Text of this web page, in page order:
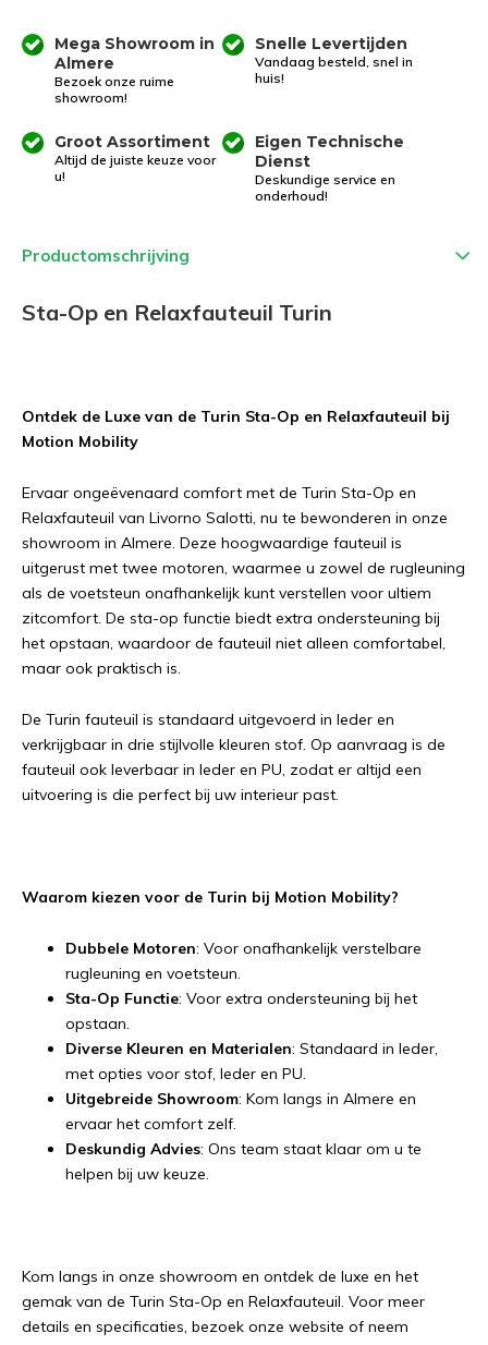
Mega Showroom in
Almere
Bezoek onze ruime
showroom!
Snelle Levertijden
Vandaag besteld, snel in
huis!
Groot Assortiment
Altijd de juiste keuze voor
u!
Eigen Technische
Dienst
Deskundige service en
onderhoud!
Productomschrijving
Sta-Op en Relaxfauteuil Turin
Ontdek de Luxe van de Turin Sta-Op en Relaxfauteuil bij
Motion Mobility
Ervaar ongeëvenaard comfort met de Turin Sta-Op en
Relaxfauteuil van Livorno Salotti, nu te bewonderen in onze
showroom in Almere. Deze hoogwaardige fauteuil is
uitgerust met twee motoren, waarmee u zowel de rugleuning
als de voetsteun onafhankelijk kunt verstellen voor ultiem
zitcomfort. De sta-op functie biedt extra ondersteuning bij
het opstaan, waardoor de fauteuil niet alleen comfortabel,
maar ook praktisch is.
De Turin fauteuil is standaard uitgevoerd in leder en
verkrijgbaar in drie stijlvolle kleuren stof. Op aanvraag is de
fauteuil ook leverbaar in leder en PU, zodat er altijd een
uitvoering is die perfect bij uw interieur past.
Waarom kiezen voor de Turin bij Motion Mobility?
Dubbele Motoren: Voor onafhankelijk verstelbare
rugleuning en voetsteun.
Sta-Op Functie: Voor extra ondersteuning bij het
opstaan.
Diverse Kleuren en Materialen: Standaard in leder,
met opties voor stof, leder en PU.
Uitgebreide Showroom: Kom langs in Almere en
ervaar het comfort zelf.
Deskundig Advies: Ons team staat klaar om u te
helpen bij uw keuze.
Kom langs in onze showroom en ontdek de luxe en het
gemak van de Turin Sta-Op en Relaxfauteuil. Voor meer
details en specificaties, bezoek onze website of neem